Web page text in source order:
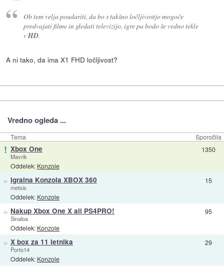
Ob tem velja poudariti, da bo s takšno ločljivostjo mogoče
predvajati filme in gledati televizijo, igre pa bodo še vedno tekle
vHD.
A ni tako, da ima X1 FHD ločljivost?
Vredno ogleda ...
Tema Sporočila
! Xbox One
Mavrik
Oddelek: Konzole
1350
» Igralna Konzola XBOX 360
metsis
Oddelek: Konzole
15
» Nakup Xbox One X ali PS4PRO!
Sinaloa
Oddelek: Konzole
95
» X box za 11 letnika
Porto14
Oddelek: Konzole
29